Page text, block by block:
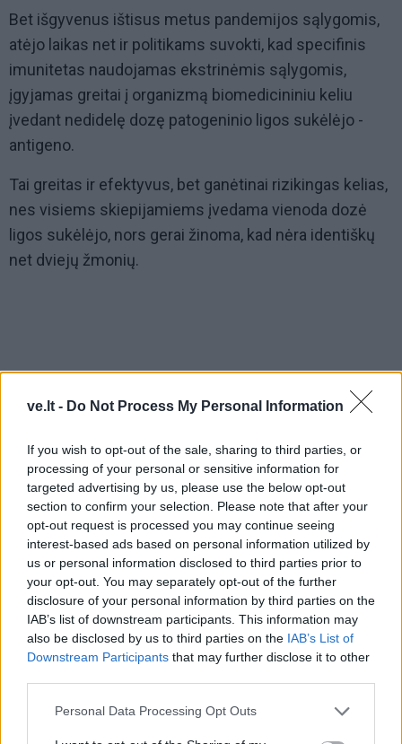
ve.lt - Do Not Process My Personal Information
If you wish to opt-out of the sale, sharing to third parties, or
processing of your personal or sensitive information for
targeted advertising by us, please use the below opt-out
section to confirm your selection. Please note that after your
opt-out request is processed you may continue seeing
interest-based ads based on personal information utilized by
us or personal information disclosed to third parties prior to
your opt-out. You may separately opt-out of the further
disclosure of your personal information by third parties on the
IAB’s list of downstream participants. This information may
also be disclosed by us to third parties on the IAB’s List of
Downstream Participants that may further disclose it to other
Personal Data Processing Opt Outs
Bet išgyvenus ištisus metus pandemijos sąlygomis,
atėjo laikas net ir politikams suvokti, kad specifinis
imunitetas naudojamas ekstrinėmis sąlygomis,
įgyjamas greitai į organizmą biomedicininiu keliu
įvedant nedidelę dozę patogeninio ligos sukėlėjo -
antigeno.
Tai greitas ir efektyvus, bet ganėtinai rizikingas kelias,
nes visiems skiepijamiems įvedama vienoda dozė
ligos sukėlėjo, nors gerai žinoma, kad nėra identiškų
net dviejų žmonių.
Visi mes esame skirtingi, vieni stipresni, kiti
silpnesni.
Todėl ir organizmo reakcija į vakciną gali iššaukti iš
tiesų labai skirtingą poveikį – nuo visiškai minimalaus
Natūralų imunitetą žmogus įgyja kartu su motinos
krauju ir stiprina jį visą gyvenimą kontaktuodamas su